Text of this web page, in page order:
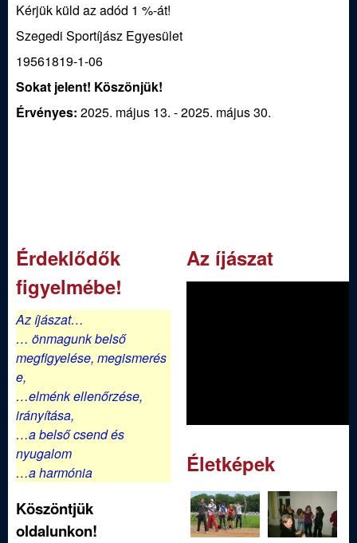
o
r
t
s
z
E
g
y
e
s
ü
Kérjük küld az adód 1 %-át!
Szegedi Sportíjász Egyesület
19561819-1-06
Sokat jelent! Köszönjük!
Érvényes: 2025. május 13. -2025. május 30.
Érdeklődők
figyelmébe!
Az íjászat…
… önmagunk belső
megfigyelése, megismerés
e,
…elménk ellenőrzése,
irányítása,
…a belső csend és
nyugalom
…a harmónia
Köszöntjük
oldalunkon!
Az íjászat
Életképek